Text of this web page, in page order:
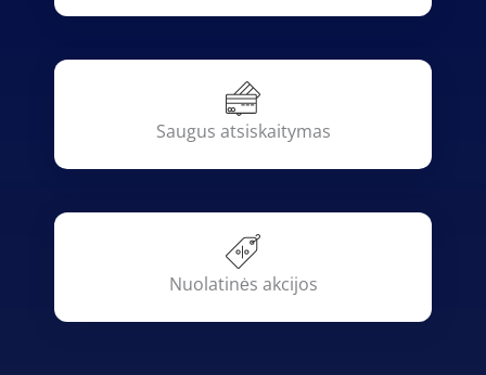
Saugus atsiskaitymas
Nuolatinės akcijos